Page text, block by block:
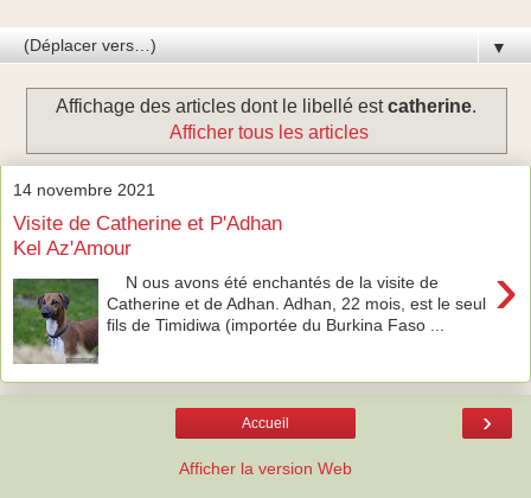
▼
Affichage des articles dont le libellé estcatherine.
Afficher tous les articles
14 novembre 2021
Visite de Catherine et P'Adhan
Kel Az'Amour
›
N ous avons été enchantés de la visite de
Catherine et de Adhan. Adhan, 22 mois, est le seul
fils de Timidiwa (importée du Burkina Faso ...
›
Accueil
Afficher la version Web